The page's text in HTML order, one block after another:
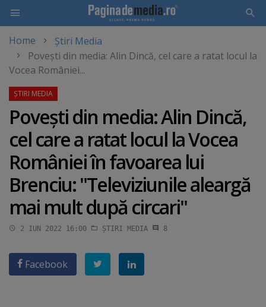
main
content
Home
Știri Media
Poveşti din media: Alin Dincă, cel care a ratat locul la
Vocea României...
Poveşti din media: Alin Dincă,
cel care a ratat locul la Vocea
României în favoarea lui
Brenciu: "Televiziunile aleargă
mai mult după circari"
2 IUN 2022 16:00 ȘTIRI MEDIA 8
Facebook